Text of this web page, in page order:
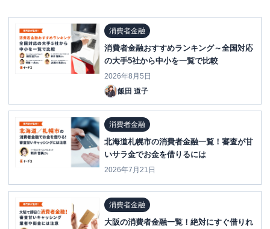
消費者金融
消費者金融おすすめランキング～全国対応
の大手5社から中小を一覧で比較
2026年8月5日
飯田 道子
消費者金融
北海道札幌市の消費者金融一覧！審査が甘
いサラ金でお金を借りるには
2026年7月21日
消費者金融
大阪の消費者金融一覧！絶対にすぐ借りれ